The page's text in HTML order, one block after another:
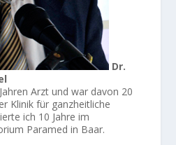
Dr.
Arzt und war davon 20
Klinik für ganzheitliche
ich 10 Jahre im
Paramed in Baar.